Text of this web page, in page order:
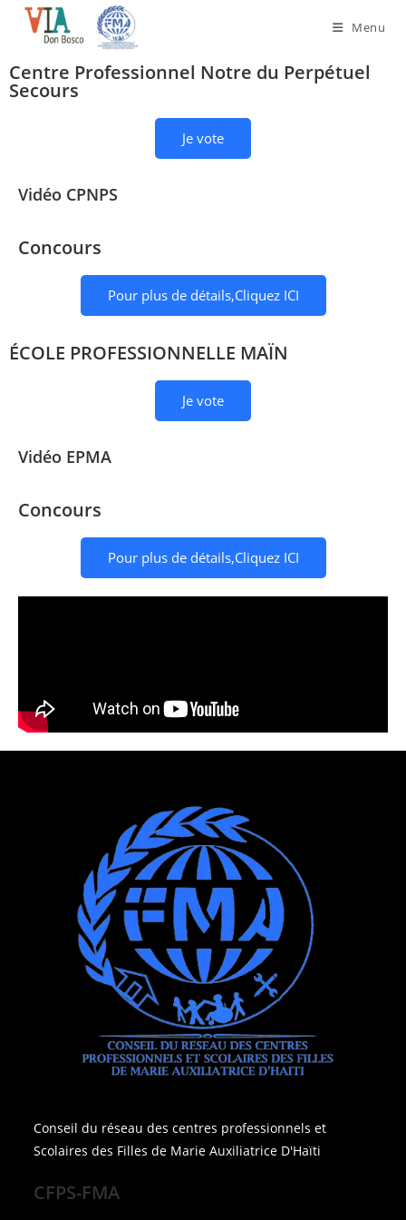
Menu
Centre Professionnel Notre du Perpétuel
Secours
Je vote
Vidéo CPNPS
Concours
Pour plus de détails,Cliquez ICI
ÉCOLE PROFESSIONNELLE MAÏN
Je vote
Vidéo EPMA
Concours
Pour plus de détails,Cliquez ICI
Conseil du réseau des centres professionnels et
Scolaires des Filles de Marie Auxiliatrice D'Haïti
CFPS-FMA